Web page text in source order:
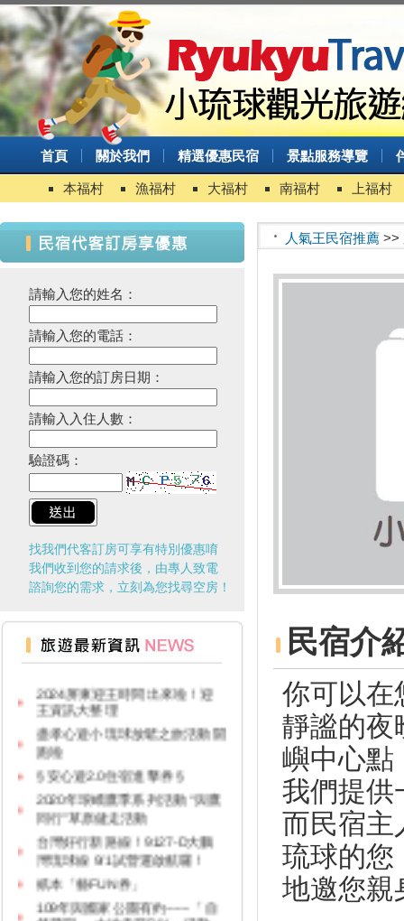
首頁 關於我們 精選優惠民宿 景點服務導覽
本福村 漁福村 大福村 南福村 上福村
請輸入您的姓名：
請輸入您的電話：
請輸入您的訂房日期：
請輸入入住人數：
驗證碼：
找我們代客訂房可享有特別優惠唷
我們收到您的請求後，由專人致電
諮詢您的需求，立刻為您找尋空房！
台灣百大景點推薦，集章還有限
量小禮物可以拿
王資訊大整理
盡孝心遊小琉球放鬆之旅活動開
跑啦
§ 安心遊2.0住宿進擊券 §
2020年琅嶠鷹季系列活動 “與鷹
同行”草原健走活動
台灣好行新路線！9127-D大鵬
灣琉球線 9/1試營運啟航囉！
紙本「藝FUN券」
109年與國家公園有約~~~「自
然飛羽、 大地天籟DIY」活動
人氣王民宿推薦 >>
民宿介
你可以
靜謐的
嶼中心點
我們提供
而民宿主
琉球的您
地邀您親